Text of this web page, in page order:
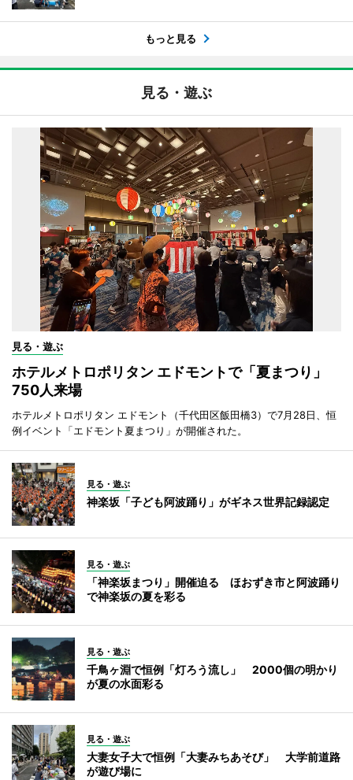
もっと見る
見る・遊ぶ
見る・遊ぶ
ホテルメトロポリタン エドモントで「夏まつり」
750人来場
ホテルメトロポリタン エドモント（千代田区飯田橋3）で7月28日、恒
例イベント「エドモント夏まつり」が開催された。
見る・遊ぶ
神楽坂「子ども阿波踊り」がギネス世界記録認定
見る・遊ぶ
「神楽坂まつり」開催迫る ほおずき市と阿波踊り
で神楽坂の夏を彩る
見る・遊ぶ
千鳥ヶ淵で恒例「灯ろう流し」 2000個の明かり
が夏の水面彩る
見る・遊ぶ
大妻女子大で恒例「大妻みちあそび」 大学前道路
が遊び場に